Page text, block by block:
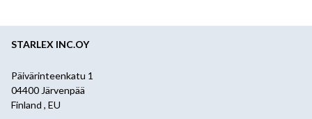
STARLEX INC.OY
Päivärinteenkatu 1
04400 Järvenpää
Finland , EU